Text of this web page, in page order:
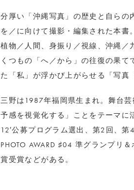
分厚い「沖縄写真」の歴史と自らの
を／に向けて撮影・編集された本書
植物／人間、身振り／視線、沖縄
くつもの「へ／から」の往復の果て
た「私」が浮かび上がらせる「写真
三野は1987年福岡県生まれ。舞台
予感を視覚化する」ことをテーマ
12′公募プログラム選出、第2回、第
PHOTO AWARD ♯04 準グランプリ
賞受賞などがある。